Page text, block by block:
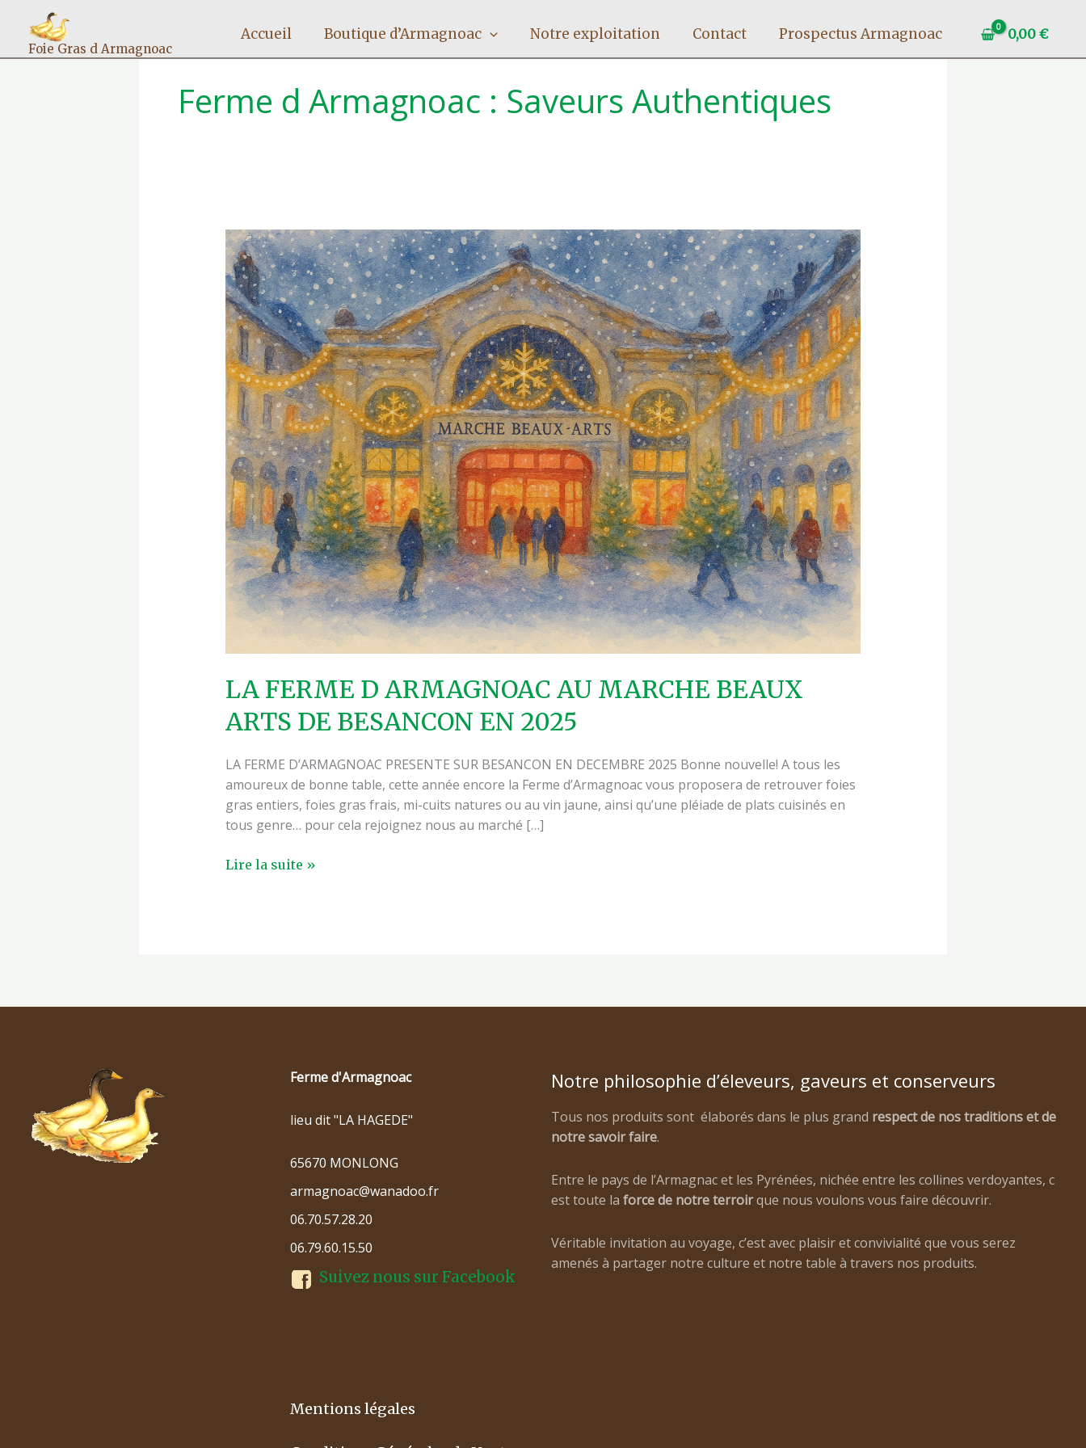
contenuFoie Gras d Armagnoac
Accueil Boutique d’Armagnoac Notre exploitation Contact Prospectus Armagnoac 0,00 €
Ferme d Armagnoac : Saveurs Authentiques
LA FERME D ARMAGNOAC AU MARCHE BEAUX
ARTS DE BESANCON EN 2025
LA FERME D’ARMAGNOAC PRESENTE SUR BESANCON EN DECEMBRE 2025 Bonne nouvelle! A tous les
amoureux de bonne table, cette année encore la Ferme d’Armagnoac vous proposera de retrouver foies
gras entiers, foies gras frais, mi-cuits natures ou au vin jaune, ainsi qu’une pléiade de plats cuisinés en
tous genre… pour cela rejoignez nous au marché […]
LA
FERME
D
ARMAGNOAC
AU
MARCHE
BEAUX
ARTS
DE
BESANCON
EN
2025
Lire la suite »
Ferme d'Armagnoac
lieu dit "LA HAGEDE"
65670 MONLONG
armagnoac@wanadoo.fr
06.70.57.28.20
06.79.60.15.50
Suivez nous sur Facebook
Mentions légales
Notre philosophie d’éleveurs, gaveurs et conserveurs
Tous nos produits sont élaborés dans le plus grand respect de nos traditions et de
notre savoir faire.
Entre le pays de l’Armagnac et les Pyrénées, nichée entre les collines verdoyantes, c
est toute la force de notre terroirque nous voulons vous faire découvrir.
Véritable invitation au voyage, c’est avec plaisir et convivialité que vous serez
amenés à partager notre culture et notre table à travers nos produits.